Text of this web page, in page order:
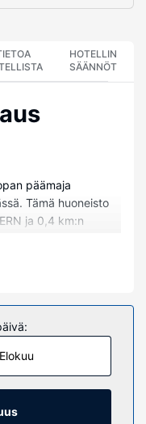
HOTELLIN
SÄÄNNÖT
päämaja
Tämä huoneisto
ja 0,4 km:n